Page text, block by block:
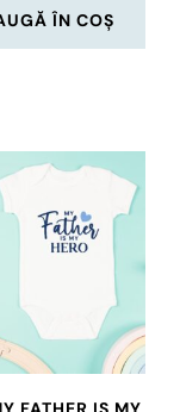
ÎN COȘ